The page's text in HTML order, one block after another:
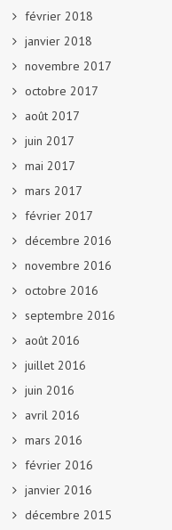
février 2018
janvier 2018
novembre 2017
octobre 2017
août 2017
juin 2017
mai 2017
mars 2017
février 2017
décembre 2016
novembre 2016
octobre 2016
septembre 2016
août 2016
juillet 2016
juin 2016
avril 2016
mars 2016
février 2016
janvier 2016
décembre 2015